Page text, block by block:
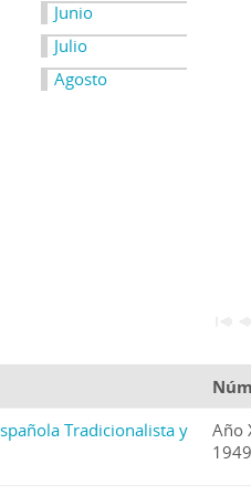
Junio
Julio
Agosto
Tradicionalista y
Año